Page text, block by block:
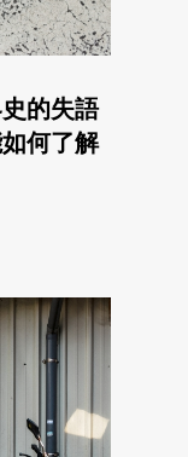
的失語
何了解